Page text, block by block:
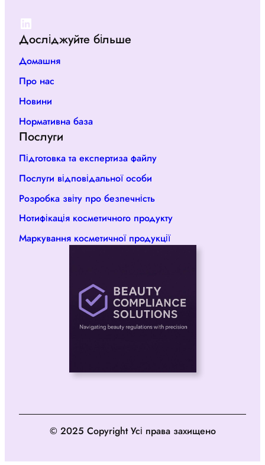
LinkedIn
Досліджуйте більше
Домашня
Про нас
Новини
Нормативна база
Послуги
Підготовка та експертиза файлу
Послуги відповідальної особи
Розробка звіту про безпечність
Нотифікація косметичного продукту
Маркування косметичної продукції
© 2025 Copyright Усі права захищено